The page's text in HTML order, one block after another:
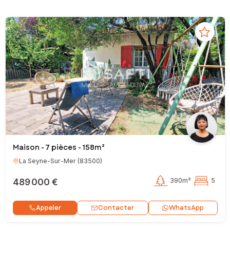
Maison - 7 pièces - 158m²
La Seyne-Sur-Mer(83500)
489 000 € 390m² 5
Appeler Contacter WhatsApp